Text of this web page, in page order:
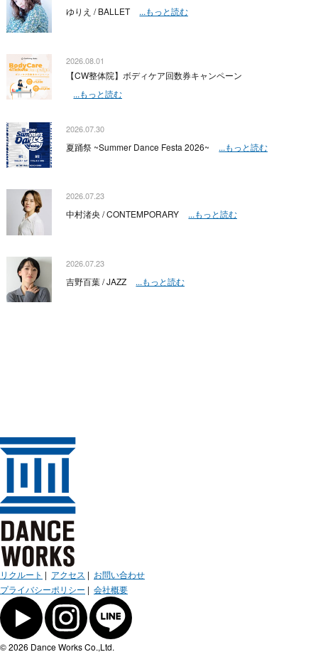
ゆりえ / BALLET ...もっと読む
2026.08.01
【CW整体院】ボディケア回数券キャンペーン
...もっと読む
2026.07.30
夏踊祭 ~Summer Dance Festa 2026~ ...もっと読む
2026.07.23
中村渚央 / CONTEMPORARY ...もっと読む
2026.07.23
吉野百葉 / JAZZ ...もっと読む
リクルート | アクセス | お問い合わせ
プライバシーポリシー | 会社概要
© 2026 Dance Works Co.,Ltd.